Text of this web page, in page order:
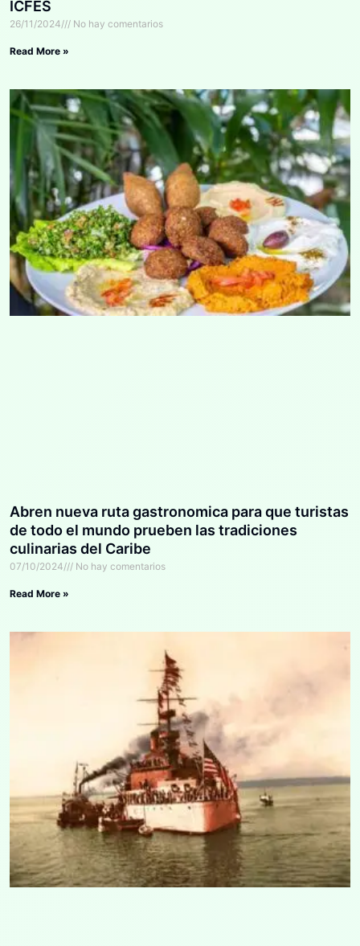
ICFES
26/11/2024 No hay comentarios
Read More »
Abren nueva ruta gastronomica para que turistas
de todo el mundo prueben las tradiciones
culinarias del Caribe
07/10/2024 No hay comentarios
Read More »